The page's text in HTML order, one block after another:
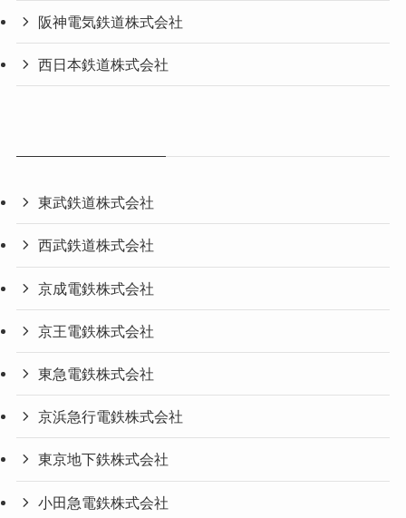
阪神電気鉄道株式会社
西日本鉄道株式会社
東武鉄道株式会社
西武鉄道株式会社
京成電鉄株式会社
京王電鉄株式会社
東急電鉄株式会社
京浜急行電鉄株式会社
東京地下鉄株式会社
小田急電鉄株式会社